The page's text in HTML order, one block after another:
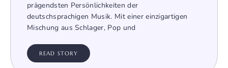
prägendsten Persönlichkeiten der
deutschsprachigen Musik. Mit einer einzigartigen
Mischung aus Schlager, Pop und
READ STORY